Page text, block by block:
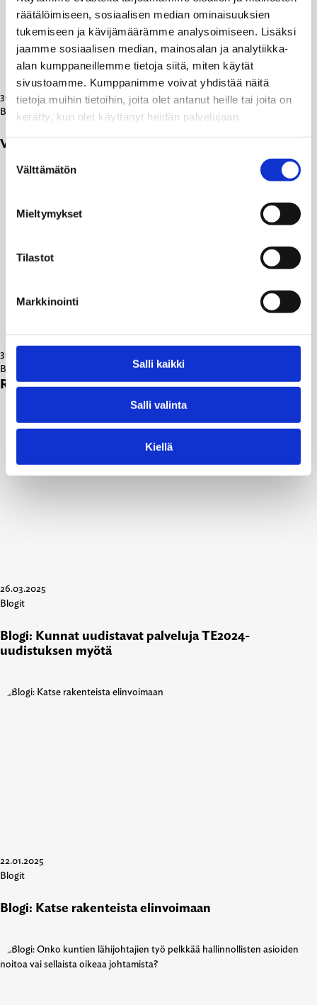
räätälöimiseen, sosiaalisen median ominaisuuksien
tukemiseen ja kävijämäärämme analysoimiseen. Lisäksi
jaamme sosiaalisen median, mainosalan ja analytiikka-
alan kumppaneillemme tietoja siitä, miten käytät
sivustoamme. Kumppanimme voivat yhdistää näitä
tietoja muihin tietoihin, joita olet antanut heille tai joita on
kerätty, kun olet käyttänyt heidän palvelujaan.
valinta
Välttämätön
Mieltymykset
Tilastot
Markkinointi
Salli kaikki
Salli valinta
Kiellä
30.03.2025
Blogit
Vaalihäirintää luvassa?
30.03.2025
Blogit
Raikkaita suuntia – yhteisöllisyyttä ja huolenpitoa
26.03.2025
Blogit
Blogi: Kunnat uudistavat palveluja TE2024-
uudistuksen myötä
22.01.2025
Blogit
Blogi: Katse rakenteista elinvoimaan